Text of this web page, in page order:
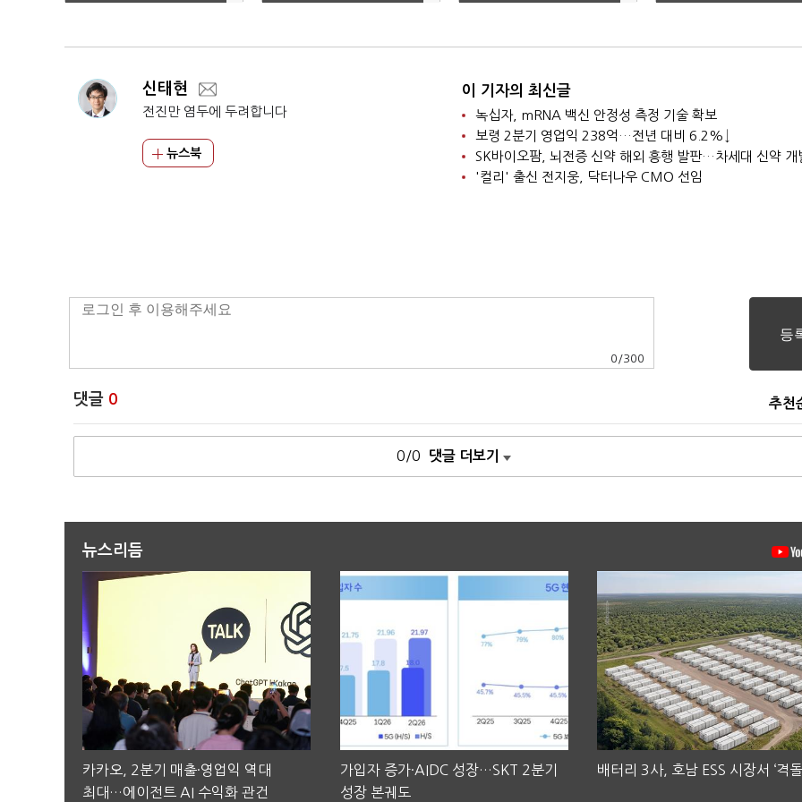
합)
신 구매에 2조3000억
진다…가짜뉴스 경계해
신태현
전진만 염두에 두려합니다
뉴스북
이 기자의 최신글
녹십자, mRNA 백신 안정성 측정 기술 확보
보령 2분기 영업익 238억…전년 대비 6.2%↓
SK바이오팜, 뇌전증 신약 해외 흥행 발판…차세대 신약 개
'컬리' 출신 전지웅, 닥터나우 CMO 선임
0 /300
댓글 0 추천
0/0 댓글 더보기
뉴스리듬
카카오, 2분기 매출·영업익 역대
최대…에이전트 AI 수익화 관건
가입자 증가·AIDC 성장…SKT 2분기
성장 본궤도
배터리 3사, 호남 ESS 시장서 ‘격돌